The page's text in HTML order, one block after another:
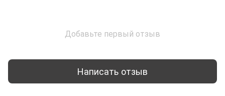
Добавьте первый отзыв
Написать отзыв